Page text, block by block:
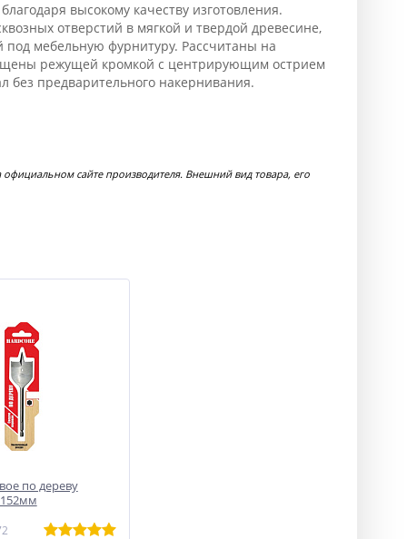
высокому качеству изготовления.
отверстий в мягкой и твердой древесине,
мебельную фурнитуру. Рассчитаны на
режущей кромкой с центрирующим острием
без предварительного накернивания.
сайте производителя. Внешний вид товара, его
по дереву